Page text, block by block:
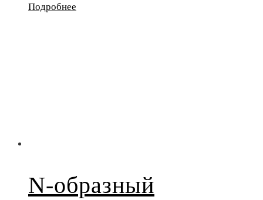
Подробнее
N-образный